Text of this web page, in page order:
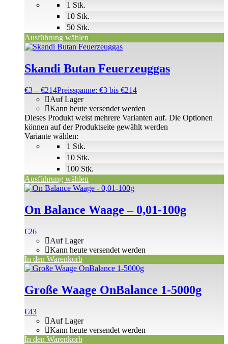
1 Stk.
10 Stk.
50 Stk.
Ausführung wählen
Skandi Butan Feuerzeuggas
€3 – €214Preisspanne: €3 bis €214
1 Stk.
10 Stk.
100 Stk.
Auf Lager
Kann heute versendet werden
Variante wählen:
Ausführung wählen
Dieses Produkt weist mehrere Varianten auf. Die Optionen
können auf der Produktseite gewählt werden
On Balance Waage – 0,01-100g
€26
Auf Lager
Kann heute versendet werden
In den Warenkorb
Große Waage OnBalance 1-5000g
€43
Auf Lager
Kann heute versendet werden
In den Warenkorb